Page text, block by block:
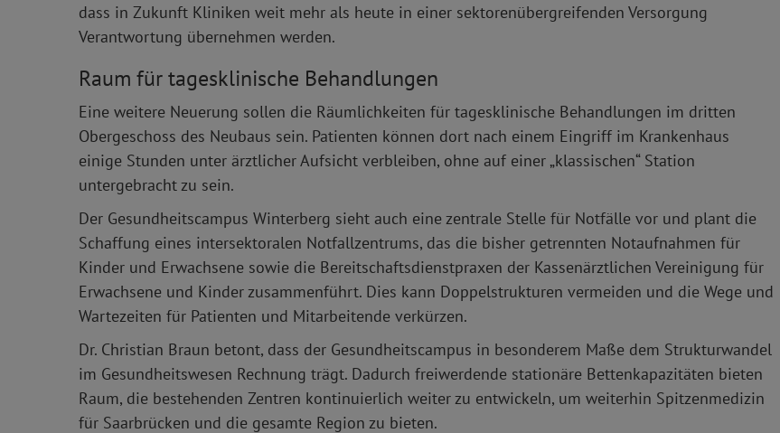
dass in Zukunft Kliniken weit mehr als heute in einer sektorenübergreifenden Versorgung
Verantwortung übernehmen werden.
Raum für tagesklinische Behandlungen
Eine weitere Neuerung sollen die Räumlichkeiten für tagesklinische Behandlungen im dritten
Obergeschoss des Neubaus sein. Patienten können dort nach einem Eingriff im Krankenhaus
einige Stunden unter ärztlicher Aufsicht verbleiben, ohne auf einer „klassischen“ Station
untergebracht zu sein.
Der Gesundheitscampus Winterberg sieht auch eine zentrale Stelle für Notfälle vor und plant die
Schaffung eines intersektoralen Notfallzentrums, das die bisher getrennten Notaufnahmen für
Kinder und Erwachsene sowie die Bereitschaftsdienstpraxen der Kassenärztlichen Vereinigung für
Erwachsene und Kinder zusammenführt. Dies kann Doppelstrukturen vermeiden und die Wege und
Wartezeiten für Patienten und Mitarbeitende verkürzen.
Dr. Christian Braun betont, dass der Gesundheitscampus in besonderem Maße dem Strukturwandel
im Gesundheitswesen Rechnung trägt. Dadurch freiwerdende stationäre Bettenkapazitäten bieten
Raum, die bestehenden Zentren kontinuierlich weiter zu entwickeln, um weiterhin Spitzenmedizin
für Saarbrücken und die gesamte Region zu bieten.